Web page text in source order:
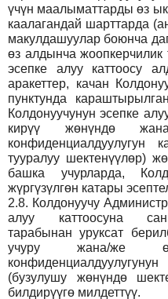
үчүн маалыматтарды өз
каалагандай шарттарда
макулдашуулар боюнча
өз алдынча жоопкерчилик
эсепке алуу каттоосу
аракеттер, качан
пунктунда
Колдонуучунун эсепке
кирүү жөнүндө
конфиденциалдуулугун
тууралуу шектенүүлөр)
башка учурларда,
жүргүзүлгөн катары
2.8. Колдонуучу
алуу каттоосуна
тарабынан уруксат
учуру жана/же
(бузулушу жөнүндө
билдирүүгө милдеттүү.